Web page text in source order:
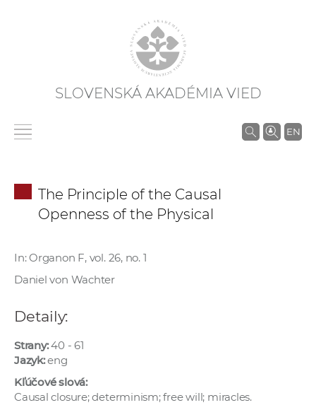
SLOVENSKÁ AKADÉMIA VIED
EN
V
The Principle of the Causal
Openness of the Physical
In: Organon F, vol. 26, no. 1
Daniel von Wachter
Detaily:
Strany:40 - 61
Jazyk:eng
Kľúčové slová:
Causal closure; determinism; free will; miracles.